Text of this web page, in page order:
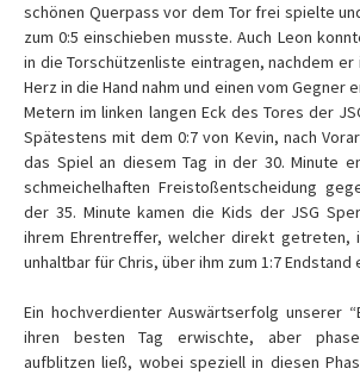
schönen Querpass vor dem Tor frei spielte
zum 0:5 einschieben musste. Auch Leon
in die Torschützenliste eintragen, nachdem er
Herz in die Hand nahm und einen vom Gegner
Metern im linken langen Eck des Tores der
Spätestens mit dem 0:7 von Kevin, nach
das Spiel an diesem Tag in der 30. Minute
schmeichelhaften Freistoßentscheidung
der 35. Minute kamen die Kids der JSG
ihrem Ehrentreffer, welcher direkt getreten,
unhaltbar für Chris, über ihm zum 1:7 Endstand
Ein hochverdienter Auswärtserfolg unserer
ihren besten Tag erwischte, aber
aufblitzen ließ, wobei speziell in diesen